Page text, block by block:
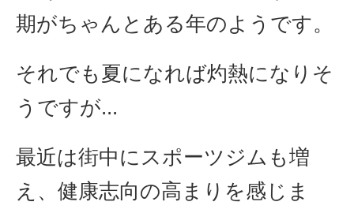
期がちゃんとある年のようです。
それでも夏になれば灼熱になりそ
うですが...
最近は街中にスポーツジムも増
え、健康志向の高まりを感じま